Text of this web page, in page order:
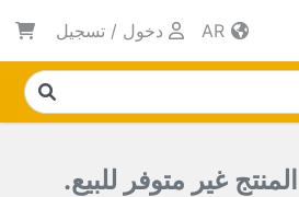
دخول / تسجيل
غير متوفر للبيع.